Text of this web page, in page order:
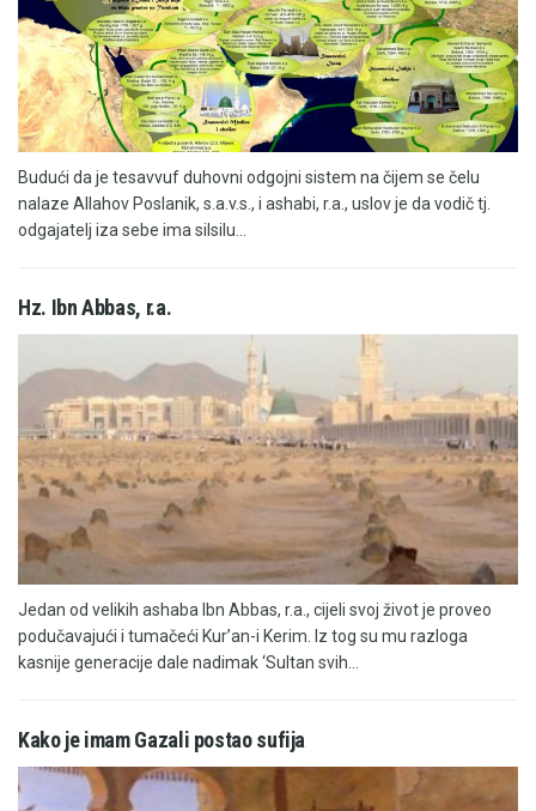
Budući da je tesavvuf duhovni odgojni sistem na čijem se čelu
nalaze Allahov Poslanik, s.a.v.s., i ashabi, r.a., uslov je da vodič tj.
odgajatelj iza sebe ima silsilu...
Hz. Ibn Abbas, r.a.
Jedan od velikih ashaba Ibn Abbas, r.a., cijeli svoj život je proveo
podučavajući i tumačeći Kur’an-i Kerim. Iz tog su mu razloga
kasnije generacije dale nadimak ‘Sultan svih...
Kako je imam Gazali postao sufija